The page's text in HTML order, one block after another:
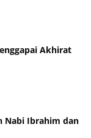
Akhirat
Nabi Ibrahim dan